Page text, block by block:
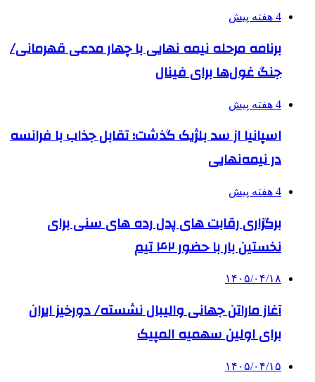
4 هفته پیش
برنامه مرحله نیمه نهایی با چهار مدعی قهرمانی/
جنگ غول‌ها برای فینال
4 هفته پیش
اسپانیا از سد بلژیک گذشت؛ تقابل جذاب با فرانسه
در نیمه‌نهایی
4 هفته پیش
برگزاری رقابت های پدل رده های سنی برای
نخستین بار با حضور ۴۲ تیم
۱۴۰۵/۰۴/۱۸
آغاز ماراتن جهانی والیبال نشسته/ دورخیز ایران
برای اولین سهمیه المپیک
۱۴۰۵/۰۴/۱۵